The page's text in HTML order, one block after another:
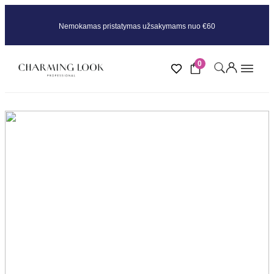
Nemokamas pristatymas užsakymams nuo €60
0